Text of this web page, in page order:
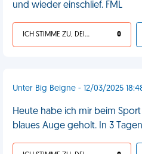
und wieder einschlief. FML
ICH STIMME ZU, DEIN LEBEN IST SCHEISSE 0
Unter Big Beigne - 12/03/2025
Heute habe ich mir beim
blaues Auge geholt. In 3